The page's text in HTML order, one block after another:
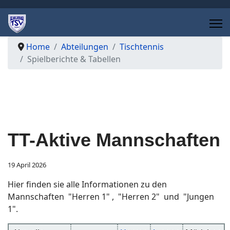
Home Abteilungen
Tischtennis
Spielberichte & Tabellen
TT-Aktive Mannschaften
19 April 2026
Hier finden sie alle Informationen zu den
Mannschaften "Herren 1" , "Herren 2" und "Jungen
1".